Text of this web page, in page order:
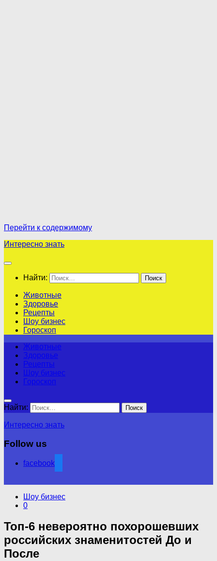
Перейти к содержимому
Интересно знать
Найти:
Животные
Здоровье
Рецепты
Шоу бизнес
Гороскоп
Животные
Здоровье
Рецепты
Шоу бизнес
Гороскоп
Найти:
Интересно знать
Follow us
facebook
Шоу бизнес
0
Топ-6 невероятно похорошевших
российских знаменитостей До и
После